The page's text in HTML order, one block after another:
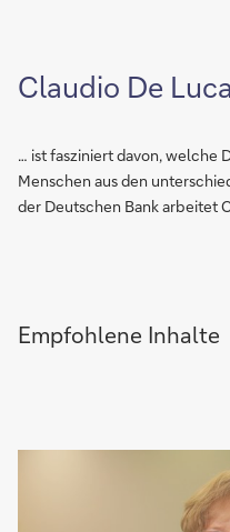
Claudio De Luca
… ist fasziniert davon, welche
Menschen aus den
der Deutschen Bank arbeitet
Empfohlene Inhalte